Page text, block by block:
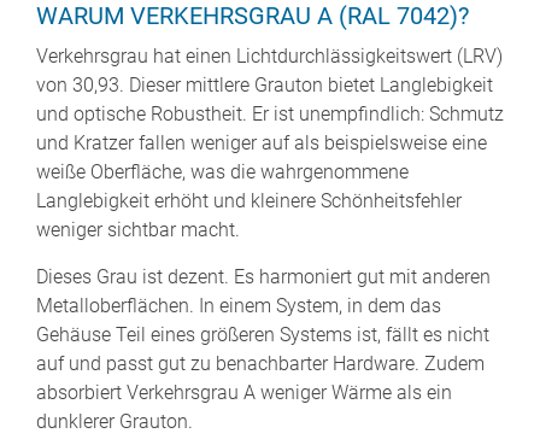
WARUM VERKEHRSGRAU A (RAL 7042)?
Verkehrsgrau hat einen Lichtdurchlässigkeitswert (LRV)
von 30,93. Dieser mittlere Grauton bietet Langlebigkeit
und optische Robustheit. Er ist unempfindlich: Schmutz
und Kratzer fallen weniger auf als beispielsweise eine
weiße Oberfläche, was die wahrgenommene
Langlebigkeit erhöht und kleinere Schönheitsfehler
weniger sichtbar macht.
Dieses Grau ist dezent. Es harmoniert gut mit anderen
Metalloberflächen. In einem System, in dem das
Gehäuse Teil eines größeren Systems ist, fällt es nicht
auf und passt gut zu benachbarter Hardware. Zudem
absorbiert Verkehrsgrau A weniger Wärme als ein
dunklerer Grauton.